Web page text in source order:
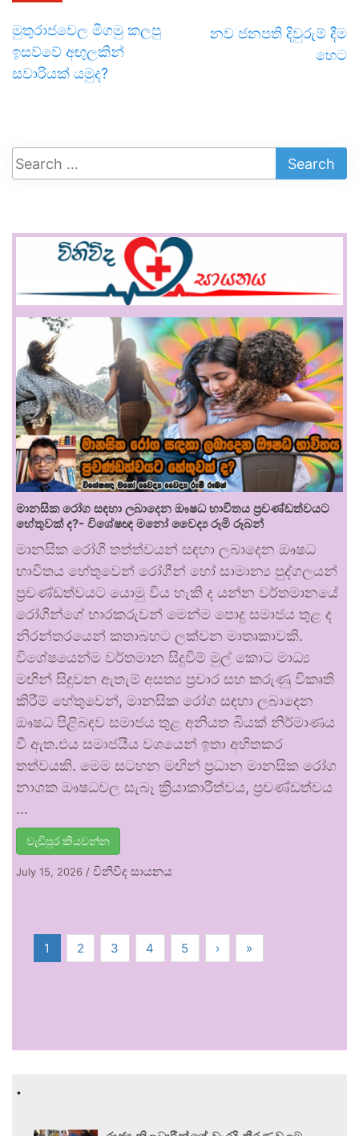
මුතුරාජවෙල මීගමු කලපු
ඉසව්වේ අඟුලකින්
සවාරියක් යමුද?
නව ජනපති දිවුරුම් දීම
හෙට
මානසික රෝග සඳහා ලබාදෙන ඖෂධ භාවිතය ප්‍රචණ්ඩත්වයට
හේතුවක් ද?- විශේෂඥ මනෝ වෛද්‍ය රූමි රූබන්
මානසික රෝගී තත්ත්වයන් සඳහා ලබාදෙන ඖෂධ
භාවිතය හේතුවෙන් රෝගීන් හෝ සාමාන්‍ය පුද්ගලයන්
ප්‍රචණ්ඩත්වයට යොමු විය හැකි ද යන්න වර්තමානයේ
රෝගීන්ගේ භාරකරුවන් මෙන්ම පොදු සමාජය තුළ ද
නිරන්තරයෙන් කතාබහට ලක්වන මාතෘකාවකි.
විශේෂයෙන්ම වර්තමාන සිදුවීම් මුල් කොට මාධ්‍ය
මඟින් සිදුවන ඇතැම් අසත්‍ය ප්‍රචාර සහ කරුණු විකෘති
කිරීම් හේතුවෙන්, මානසික රෝග සඳහා ලබාදෙන
ඖෂධ පිළිබඳව සමාජය තුළ අනියත බියක් නිර්මාණය
වී ඇත.එය සමාජයීය වශයෙන් ඉතා අහිතකර
තත්වයකි. මෙම සටහන මඟින් ප්‍රධාන මානසික රෝග
නාශක ඖෂධවල සැබෑ ක්‍රියාකාරීත්වය, ප්‍රචණ්ඩත්වය
…
වැඩිපුර කියවන්න
July 15, 2026 / විනිවිද සායනය
1 2 3 4 5 › »
.